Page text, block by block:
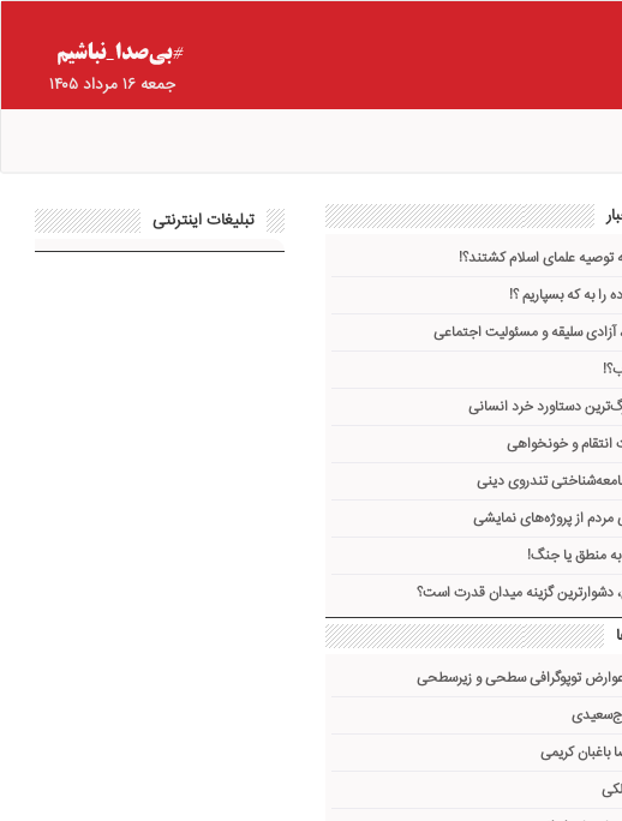
جمعه ۱۶ مرداد ۱۴۰۵
توصیه علمای اسلام کشتند؟!
را به که بسپاریم ؟!
آزادی سلیقه و مسئولیت اجتماعی
دستاورد خرد انسانی
انتقام و خونخواهی
تندروی دینی
مردم از پروژه‌های نمایشی
منطق یا جنگ!
دشوارترین گزینه میدان قدرت است؟
توپوگرافی سطحی و زیرسطحی
کریمی
تبلیغات اینترنتی